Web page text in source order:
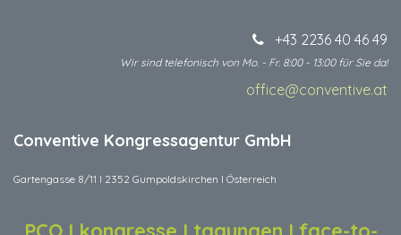
+43 2236 40 46 49
Wir sind telefonisch von Mo. - Fr. 8:00 - 13:00 für Sie da!
office@conventive.at
Conventive Kongressagentur GmbH
Gartengasse 8/11 I 2352 Gumpoldskirchen I Österreich
PCO I kongresse I tagungen I face-to-